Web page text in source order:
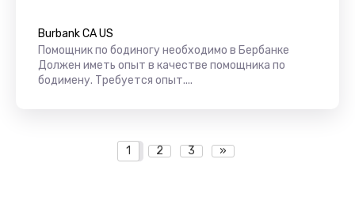
Burbank CA US
Помощник по бодиногу необходимо в Бербанке
Должен иметь опыт в качестве помощника по
бодимену. Требуется опыт....
1 2 3 »